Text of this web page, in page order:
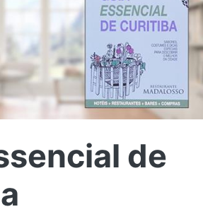
de